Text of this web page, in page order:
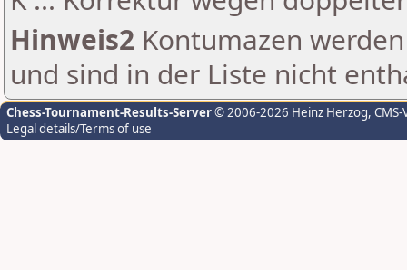
Hinweis2 Kontumazen
und sind in der Liste nicht
Chess-Tournament-Results-Server© 2006-2026 Heinz Herzog,
Legal details/Terms of use